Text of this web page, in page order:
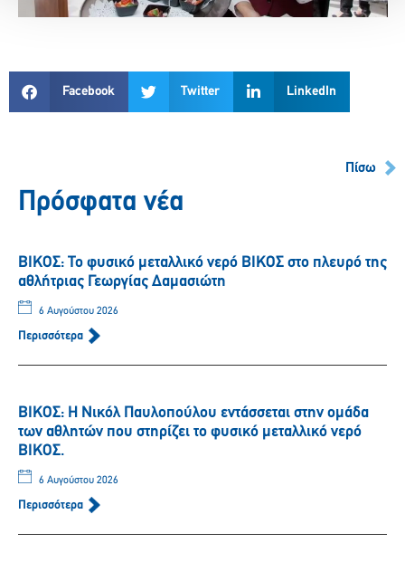
Facebook Twitter LinkedIn
Πίσω
Πρόσφατα νέα
ΒΙΚΟΣ: Το φυσικό μεταλλικό νερό ΒΙΚΟΣ στο πλευρό της
αθλήτριας Γεωργίας Δαμασιώτη
6 Αυγούστου 2026
Περισσότερα
ΒΙΚΟΣ: Η Νικόλ Παυλοπούλου εντάσσεται στην ομάδα
των αθλητών που στηρίζει το φυσικό μεταλλικό νερό
ΒΙΚΟΣ.
6 Αυγούστου 2026
Περισσότερα